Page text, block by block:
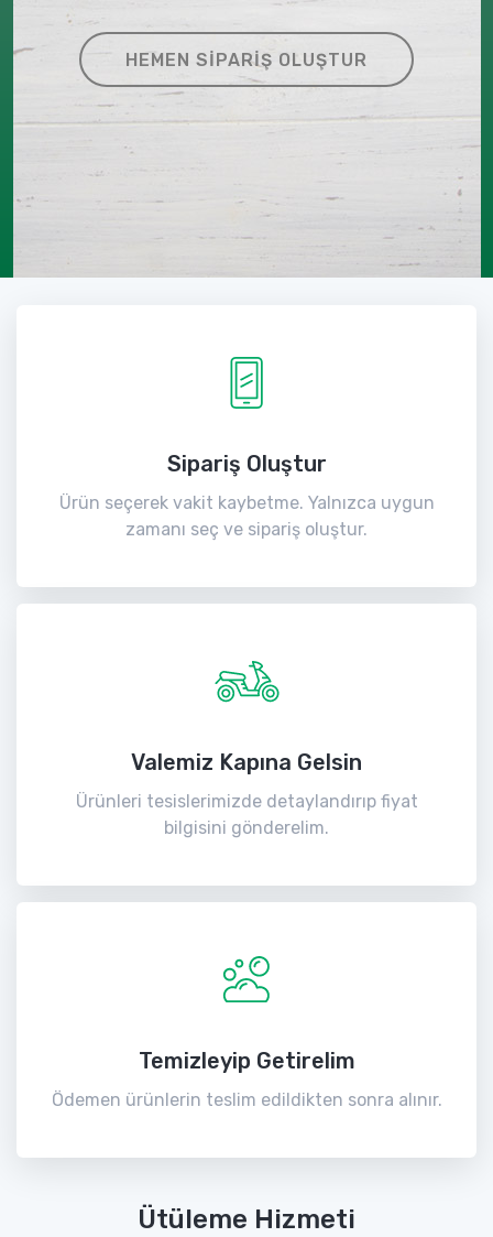
HEMEN SIPARIŞ OLUŞTUR
Sipariş Oluştur
Ürün seçerek vakit kaybetme. Yalnızca uygun
zamanı seç ve sipariş oluştur.
Valemiz Kapına Gelsin
Ürünleri tesislerimizde detaylandırıp fiyat
bilgisini gönderelim.
Temizleyip Getirelim
Ödemen ürünlerin teslim edildikten sonra alınır.
Ütüleme Hizmeti